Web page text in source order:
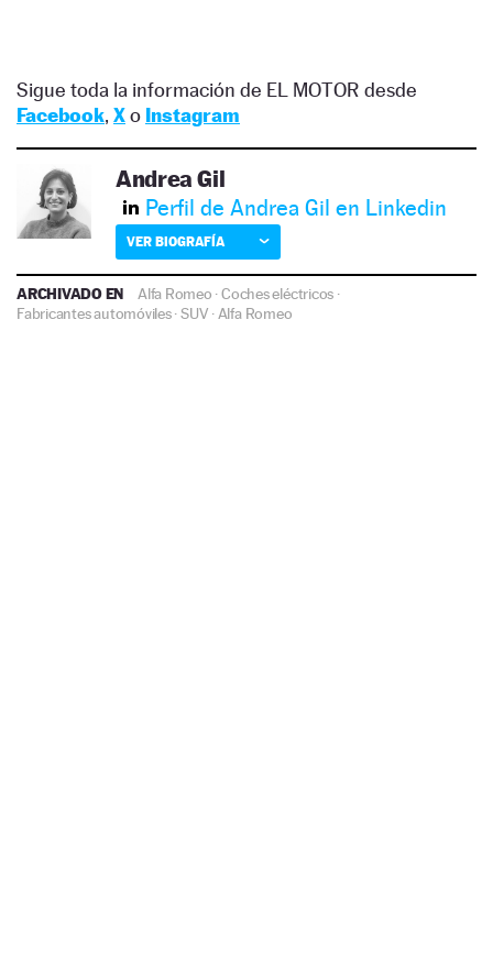
Sigue toda la información de EL MOTOR desde
Facebook, Xo Instagram
Andrea Gil
Perfil de Andrea Gil en Linkedin
VER BIOGRAFÍA
ARCHIVADO EN Alfa Romeo ·Coches eléctricos ·
Fabricantes automóviles·SUV · Alfa Romeo